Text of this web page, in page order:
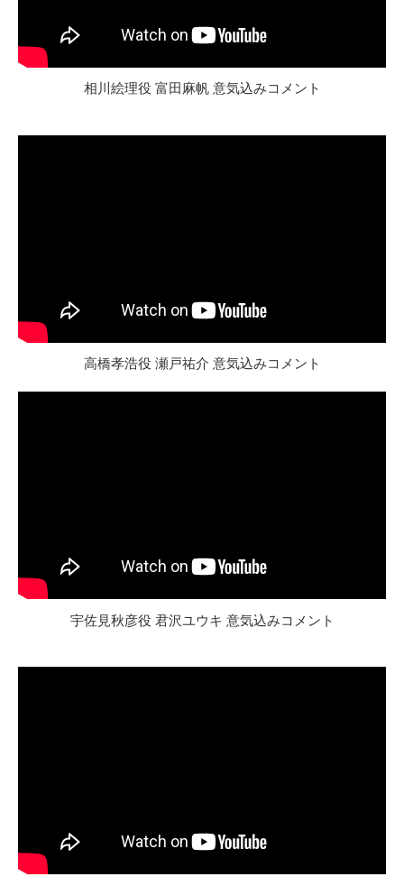
相川絵理役 富田麻帆 意気込みコメント
高橋孝浩役 瀬戸祐介 意気込みコメント
宇佐見秋彦役 君沢ユウキ 意気込みコメント